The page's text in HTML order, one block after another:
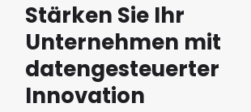
Stärken Sie Ihr
Unternehmen mit
datengesteuerter
Innovation